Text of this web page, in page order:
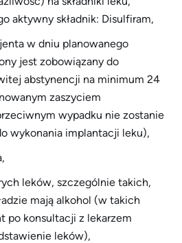
aktywny składnik: Disulfiram,
w dniu planowanego
jest zobowiązany do
abstynencji na minimum 24
zaszyciem
wypadku nie zostanie
wykonania implantacji leku),
leków, szczególnie takich,
mają alkohol (w takich
po konsultacji z lekarzem
leków),